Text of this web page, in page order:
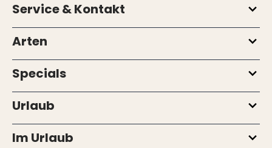
Service & Kontakt
Arten
Specials
Urlaub
Im Urlaub